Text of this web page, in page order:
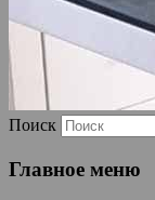
Поиск
Главное меню